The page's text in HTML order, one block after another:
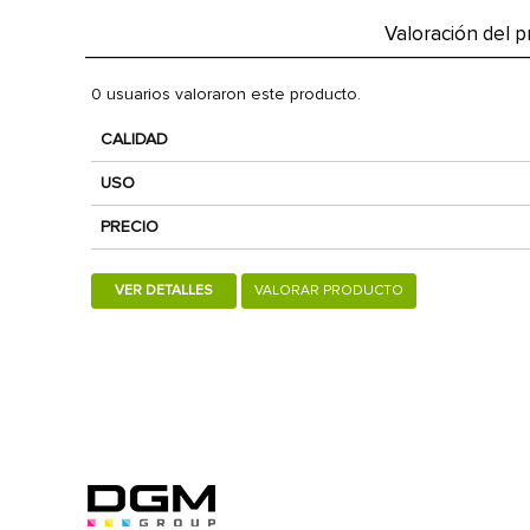
Valoración del
0 usuarios valoraron este producto.
CALIDAD
USO
PRECIO
VER DETALLES VALORAR PRODUCTO